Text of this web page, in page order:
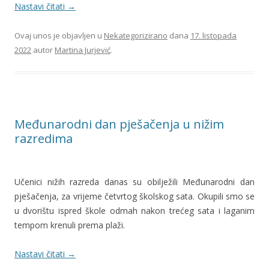
Nastavi čitati →
Ovaj unos je objavljen u Nekategorizirano dana 17. listopada
2022 autor Martina Jurjević.
Međunarodni dan pješačenja u nižim
razredima
Učenici nižih razreda danas su obilježili Međunarodni dan
pješačenja, za vrijeme četvrtog školskog sata. Okupili smo se
u dvorištu ispred škole odmah nakon trećeg sata i laganim
tempom krenuli prema plaži.
Nastavi čitati →